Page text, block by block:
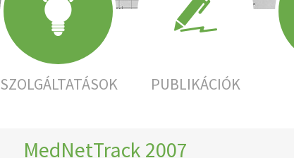
SZOLGÁLTATÁSOK PUBLIKÁCIÓK
MedNetTrack 2007